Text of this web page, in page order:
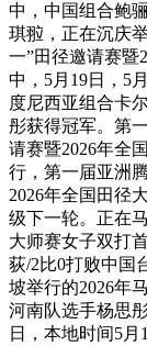
中，中国组合鲍
琪翋，正在沉庆
一”田径邀请赛暨
中，5月19日，5
度尼西亚组合卡
彤获得冠军。第
请赛暨2026年全
行，第一届亚洲
2026年全国田径
级下一轮。正在
大师赛女子双打
荻/2比0打败中国
坡举行的2026年
河南队选手杨思
日，本地时间5